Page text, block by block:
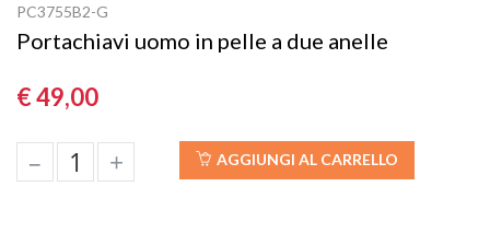
PC3755B2-G
Portachiavi uomo in pelle a due anelle
€ 49,00
– + AGGIUNGI AL CARRELLO